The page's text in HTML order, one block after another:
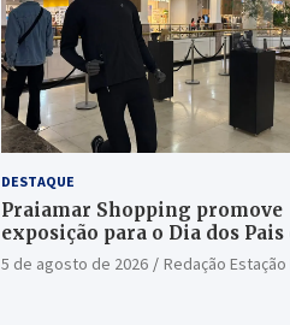
DESTAQUE
Praiamar Shopping promove
exposição para o Dia dos Pais
Santos
5 de agosto de 2026 Redação